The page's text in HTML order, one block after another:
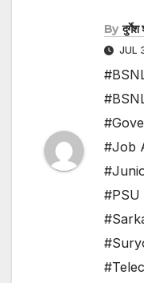
By दुर्गेश
JUL
#Job
#PSU